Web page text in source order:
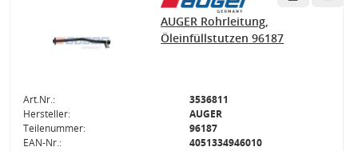
AUGER Rohrleitung,
Öleinfüllstutzen 96187
Art.Nr.:
3536811
Hersteller:
AUGER
Teilenummer:
96187
EAN-Nr.:
4051334946010